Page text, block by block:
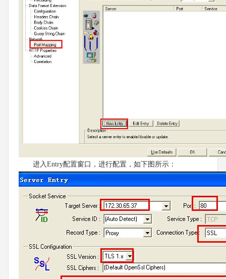
进入Entry配置窗口，进行配置，如下图所示：